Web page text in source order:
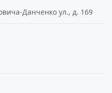
Данченко ул., д. 169